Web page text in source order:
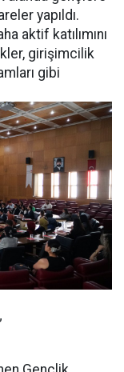
yapıldı.
aktif katılımını
girişimcilik
gibi